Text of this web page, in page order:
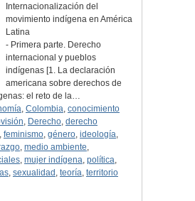
Internacionalización del
movimiento indígena en América
Latina
- Primera parte. Derecho
internacional y pueblos
indígenas [1. La declaración
americana sobre derechos de
el reto de la…
, Colombia, conocimiento
, Derecho, derecho
, feminismo, género, ideología,
, medio ambiente,
, mujer indígena, política,
, sexualidad , teoría, territorio